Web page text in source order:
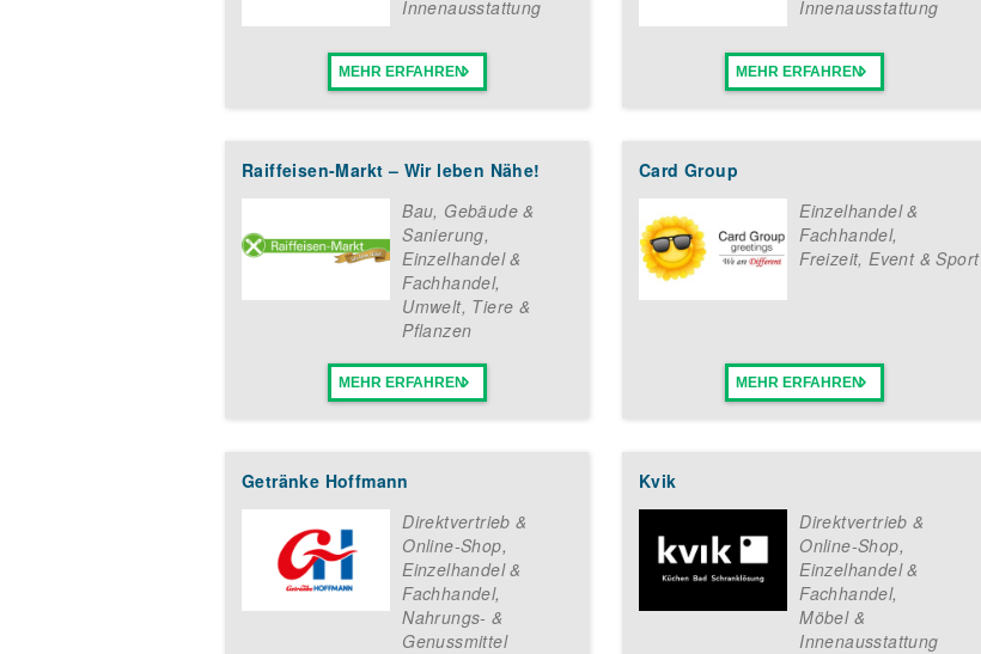
Innenausstattung
MEHR ERFAHREN
Innenausstattung
MEHR ERFAHREN
Raiffeisen-Markt – Wir leben Nähe!
Bau, Gebäude &
Sanierung,
Einzelhandel &
Fachhandel,
Umwelt, Tiere &
Pflanzen
MEHR ERFAHREN
Card Group
Einzelhandel &
Fachhandel,
Freizeit, Event & Sport
MEHR ERFAHREN
Getränke Hoffmann
Direktvertrieb &
Online-Shop,
Einzelhandel &
Fachhandel,
Nahrungs- &
Genussmittel
Kvik
Direktvertrieb &
Online-Shop,
Einzelhandel &
Fachhandel,
Möbel &
Innenausstattung